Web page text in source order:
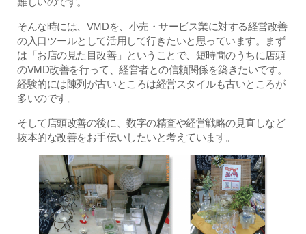
そんな時には、VMDを、小売・サービス業に対する経営改善
の入口ツールとして活用して行きたいと思っています。まず
は「お店の見た目改善」ということで、短時間のうちに店頭
のVMD改善を行って、経営者との信頼関係を築きたいです。
経験的には陳列が古いところは経営スタイルも古いところが
多いのです。
そして店頭改善の後に、数字の精査や経営戦略の見直しなど
抜本的な改善をお手伝いしたいと考えています。